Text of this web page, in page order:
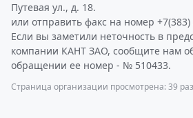
Путевая ул., д. 18.
или отправить факс на номер +7(383)
Если вы заметили неточность в
компании КАНТ ЗАО, сообщите нам
обращении ее номер - № 510433.
Страница организации просмотрена: 39 раз